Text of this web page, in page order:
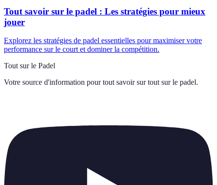
Tout savoir sur le padel : Les stratégies pour mieux
jouer
Explorez les stratégies de padel essentielles pour maximiser votre
performance sur le court et dominer la compétition.
Tout sur le Padel
Votre source d'information pour tout savoir sur tout sur le padel.